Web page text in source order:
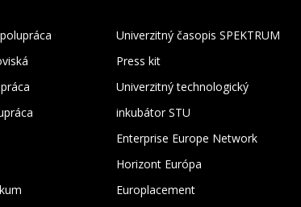
Univerzitný časopis SPEKTRUM
Press kit
Univerzitný technologický
inkubátor STU
Enterprise Europe Network
Horizont Európa
Europlacement